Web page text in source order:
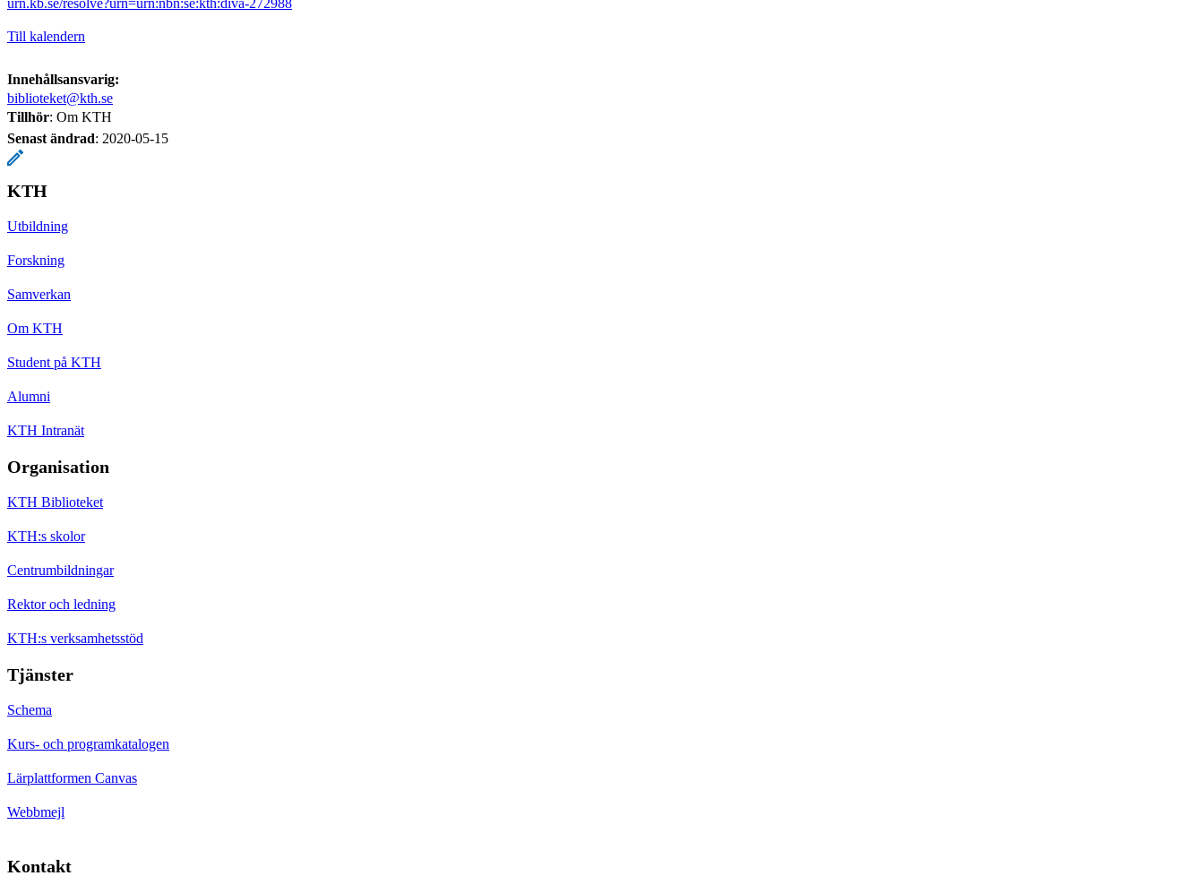
Till kalendern
Innehållsansvarig:
biblioteket@kth.se
Tillhör: Om KTH
Senast ändrad: 2020-05-15
KTH
Utbildning
Forskning
Samverkan
Om KTH
Student på KTH
Alumni
KTH Intranät
Organisation
KTH Biblioteket
KTH:s skolor
Centrumbildningar
Rektor och ledning
KTH:s verksamhetsstöd
Tjänster
Schema
Kurs- och programkatalogen
Lärplattformen Canvas
Webbmejl
Kontakt